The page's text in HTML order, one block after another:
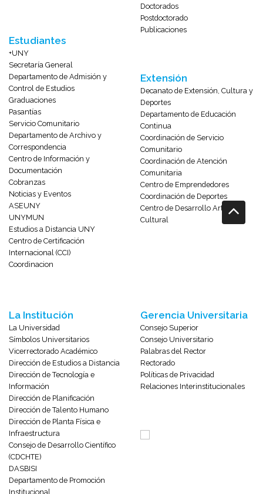
Estudiantes
+UNY
Secretaría General
Departamento de Admisión y
Control de Estudios
Graduaciones
Pasantías
Servicio Comunitario
Departamento de Archivo y
Correspondencia
Centro de Información y
Documentación
Cobranzas
Noticias y Eventos
ASEUNY
UNYMUN
Estudios a Distancia UNY
Centro de Certificación
Internacional (CCI)
Coordinacion
Doctorados
Postdoctorado
Publicaciones
Extensión
Decanato de Extensión, Cultura y
Deportes
Departamento de Educación
Continua
Coordinación de Servicio
Comunitario
Coordinación de Atención
Comunitaria
Centro de Emprendedores
Coordinación de Deportes
Centro de Desarrollo Artístico-
Cultural
La Institución
La Universidad
Símbolos Universitarios
Vicerrectorado Académico
Dirección de Estudios a Distancia
Dirección de Tecnología e
Información
Dirección de Planificación
Dirección de Talento Humano
Dirección de Planta Física e
Infraestructura
Consejo de Desarrollo Científico
(CDCHTE)
DASBISI
Departamento de Promoción
Institucional
Gerencia Universitaria
Consejo Superior
Consejo Universitario
Palabras del Rector
Rectorado
Políticas de Privacidad
Relaciones Interinstitucionales